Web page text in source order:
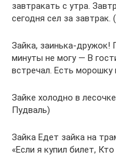
завтракать с утра.
сегодня сел за завтрак.
Зайка, заинька-
минуты не могу — В
встречал. Есть
Зайке холодно в
Пудваль)
Зайка Едет зайка на
«Если я купил билет,